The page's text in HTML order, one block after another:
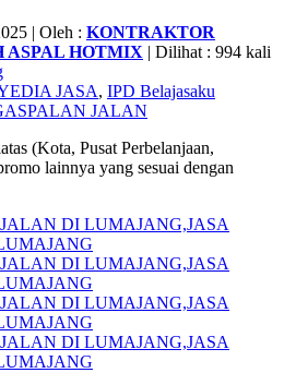
| Oleh : KONTRAKTOR
ASPAL HOTMIX | Dilihat : 994 kali
JASA, IPD Belajasaku
JALAN
(Kota, Pusat Perbelanjaan,
lainnya yang sesuai dengan